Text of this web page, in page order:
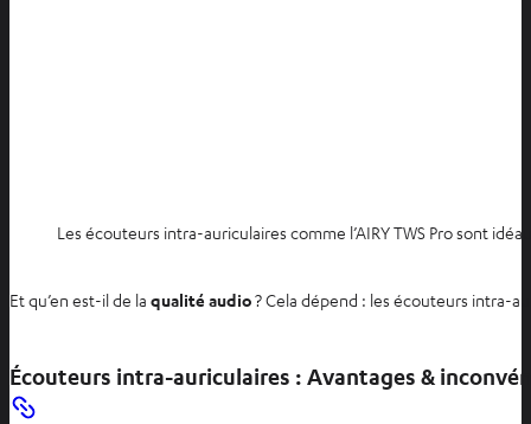
Les écouteurs intra-auriculaires comme l’AIRY TWS Pro sont
Et qu’en est-il de la qualité audio? Cela dépend : les écouteurs intra-
Écouteurs intra-auriculaires : Avantages &